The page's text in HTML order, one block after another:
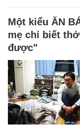
Một kiểu ĂN
mẹ chỉ biết
được"